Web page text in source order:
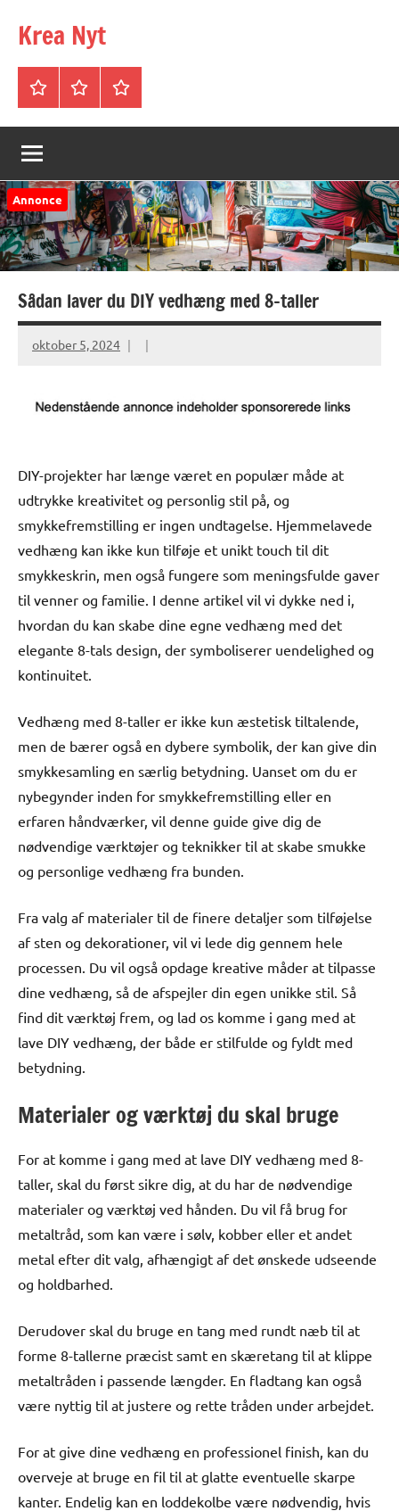
Krea Nyt
ForsideMere
om
Privatlivspolitik
Annonce
Sådan laver du DIY vedhæng med 8-taller
oktober 5, 2024
DIY-projekter har længe været en populær måde at
udtrykke kreativitet og personlig stil på, og
smykkefremstilling er ingen undtagelse. Hjemmelavede
vedhæng kan ikke kun tilføje et unikt touch til dit
smykkeskrin, men også fungere som meningsfulde gaver
til venner og familie. I denne artikel vil vi dykke ned i,
hvordan du kan skabe dine egne vedhæng med det
elegante 8-tals design, der symboliserer uendelighed og
kontinuitet.
Vedhæng med 8-taller er ikke kun æstetisk tiltalende,
men de bærer også en dybere symbolik, der kan give din
smykkesamling en særlig betydning. Uanset om du er
nybegynder inden for smykkefremstilling eller en
erfaren håndværker, vil denne guide give dig de
nødvendige værktøjer og teknikker til at skabe smukke
og personlige vedhæng fra bunden.
Fra valg af materialer til de finere detaljer som tilføjelse
af sten og dekorationer, vil vi lede dig gennem hele
processen. Du vil også opdage kreative måder at tilpasse
dine vedhæng, så de afspejler din egen unikke stil. Så
find dit værktøj frem, og lad os komme i gang med at
lave DIY vedhæng, der både er stilfulde og fyldt med
betydning.
Materialer og værktøj du skal bruge
For at komme i gang med at lave DIY vedhæng med 8-
taller, skal du først sikre dig, at du har de nødvendige
materialer og værktøj ved hånden. Du vil få brug for
metaltråd, som kan være i sølv, kobber eller et andet
metal efter dit valg, afhængigt af det ønskede udseende
og holdbarhed.
Derudover skal du bruge en tang med rundt næb til at
forme 8-tallerne præcist samt en skæretang til at klippe
metaltråden i passende længder. En fladtang kan også
være nyttig til at justere og rette tråden under arbejdet.
For at give dine vedhæng en professionel finish, kan du
overveje at bruge en fil til at glatte eventuelle skarpe
kanter. Endelig kan en loddekolbe være nødvendig, hvis